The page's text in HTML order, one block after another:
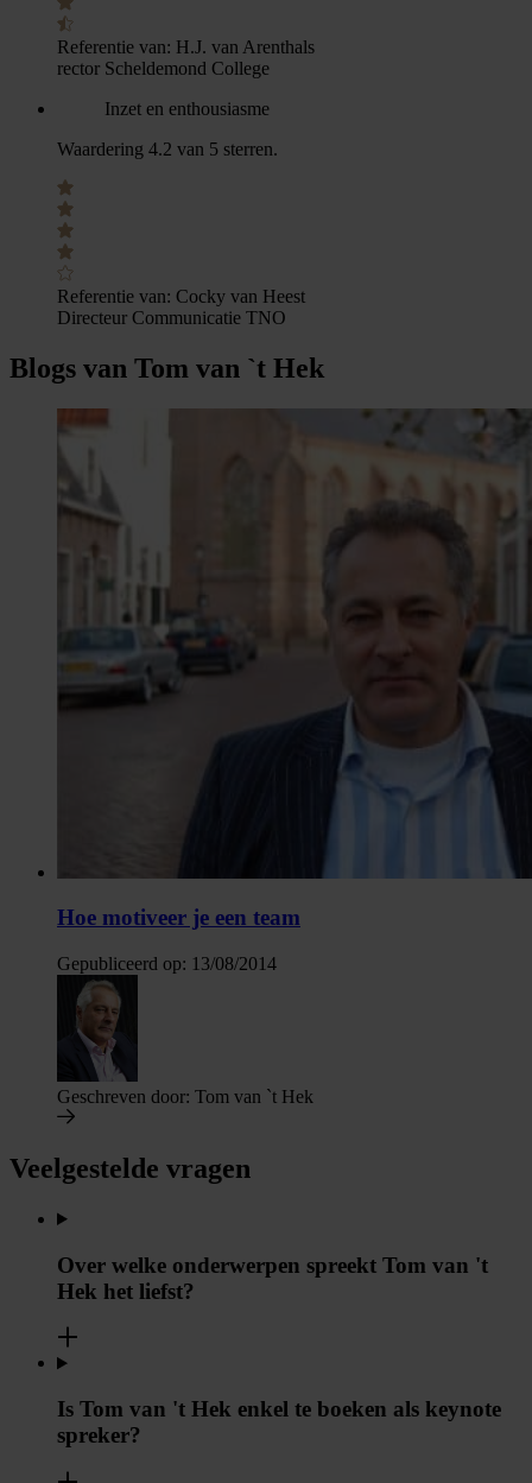
Referentie van: H.J. van Arenthals
rector Scheldemond College
Inzet en enthousiasme
Waardering 4.2 van 5 sterren.
Referentie van: Cocky van Heest
Directeur Communicatie TNO
Blogs van Tom van `t Hek
Hoe motiveer je een team
Gepubliceerd op: 13/08/2014
Geschreven door: Tom van `t Hek
Veelgestelde vragen
Over welke onderwerpen spreekt Tom van 't
Hek het liefst?
Is Tom van 't Hek enkel te boeken als keynote
spreker?